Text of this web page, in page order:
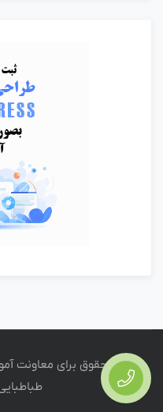
تمام حقوق برای معاونت